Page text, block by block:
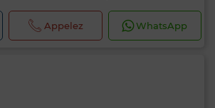
Appelez WhatsApp